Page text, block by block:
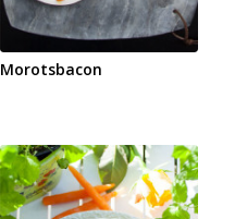
Morotsbacon